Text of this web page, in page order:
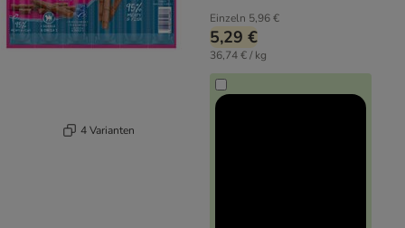
4 Varianten
Einzeln 5,96 €
5,29 €
36,74 € / kg